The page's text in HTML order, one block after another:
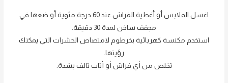
اغسل الملابس أو أغطية الفراش عند 60 درجة مئوية أو ضعها في
مجفف ساخن لمدة 30 دقيقة.
استخدم مكنسة كهربائية بخرطوم لامتصاص الحشرات التي يمكنك
رؤيتها.
تخلص من أي فراش أو أثاث تالف بشدة.